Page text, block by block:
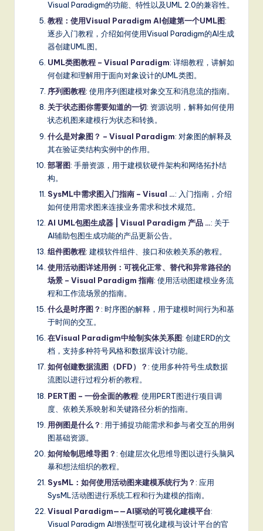
Visual Paradigm的功能、特性以及UML 2.0的兼容性。
教程：使用Visual Paradigm AI创建第一个UML图:
逐步入门教程，介绍如何使用Visual Paradigm的AI生成
器创建UML图。
UML类图教程 – Visual Paradigm: 详细教程，讲解如
何创建和理解用于面向对象设计的UML类图。
序列图教程: 使用序列图建模对象交互和消息流的指南。
关于状态图你需要知道的一切: 资源说明，解释如何使用
状态机图来建模行为状态和转换。
什么是对象图？ – Visual Paradigm: 对象图的解释及
其在验证类结构实例中的作用。
部署图: 手册资源，用于建模软硬件架构和网络拓扑结
构。
SysML中需求图入门指南 – Visual …: 入门指南，介绍
如何使用需求图来连接业务需求和技术规范。
AI UML包图生成器 | Visual Paradigm 产品 …: 关于
AI辅助包图生成功能的产品更新公告。
组件图教程: 建模软件组件、接口和依赖关系的教程。
使用活动图详述用例：可视化正常、替代和异常路径的
场景 – Visual Paradigm 指南: 使用活动图建模业务流
程和工作流场景的指南。
什么是时序图？ : 时序图的解释，用于建模时间行为和基
于时间的交互。
在Visual Paradigm中绘制实体关系图: 创建ERD的文
档，支持多种符号风格和数据库设计功能。
如何创建数据流图（DFD）？ : 使用多种符号生成数据
流图以进行过程分析的教程。
PERT图 – 一份全面的教程: 使用PERT图进行项目调
度、依赖关系映射和关键路径分析的指南。
用例图是什么？ : 用于捕捉功能需求和参与者交互的用例
图基础资源。
如何绘制思维导图？ : 创建层次化思维导图以进行头脑风
暴和想法组织的教程。
SysML：如何使用活动图来建模系统行为？ : 应用
SysML活动图进行系统工程和行为建模的指南。
Visual Paradigm——AI驱动的可视化建模平台:
Visual Paradigm AI增强型可视化建模与设计平台的官